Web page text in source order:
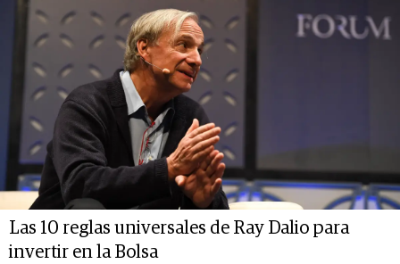
Las 10 reglas universales de Ray Dalio para
invertir en la Bolsa